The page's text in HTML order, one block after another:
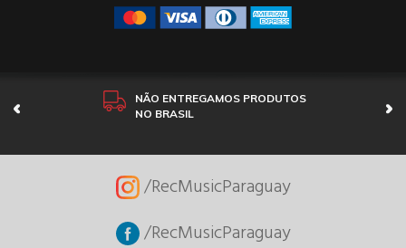
NÃO ENTREGAMOS PRODUTOS
NO BRASIL
/RecMusicParaguay
/RecMusicParaguay